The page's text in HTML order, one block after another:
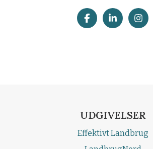
UDGIVELSER
Effektivt Landbrug